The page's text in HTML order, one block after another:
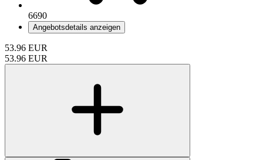
6690
Angebotsdetails anzeigen
53.96 EUR
53.96 EUR